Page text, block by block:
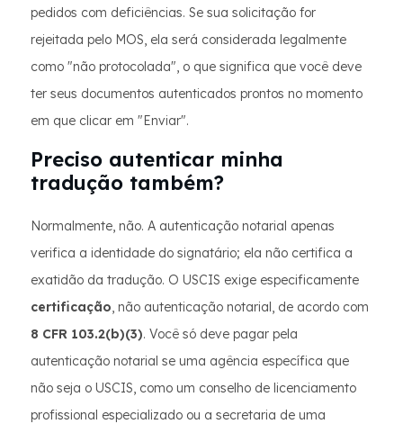
pedidos com deficiências. Se sua solicitação for
rejeitada pelo MOS, ela será considerada legalmente
como "não protocolada", o que significa que você deve
ter seus documentos autenticados prontos no momento
em que clicar em "Enviar".
Preciso autenticar minha
tradução também?
Normalmente, não. A autenticação notarial apenas
verifica a identidade do signatário; ela não certifica a
exatidão da tradução. O USCIS exige especificamente
certificação, não autenticação notarial, de acordo com
8 CFR 103.2(b)(3). Você só deve pagar pela
autenticação notarial se uma agência específica que
não seja o USCIS, como um conselho de licenciamento
profissional especializado ou a secretaria de uma